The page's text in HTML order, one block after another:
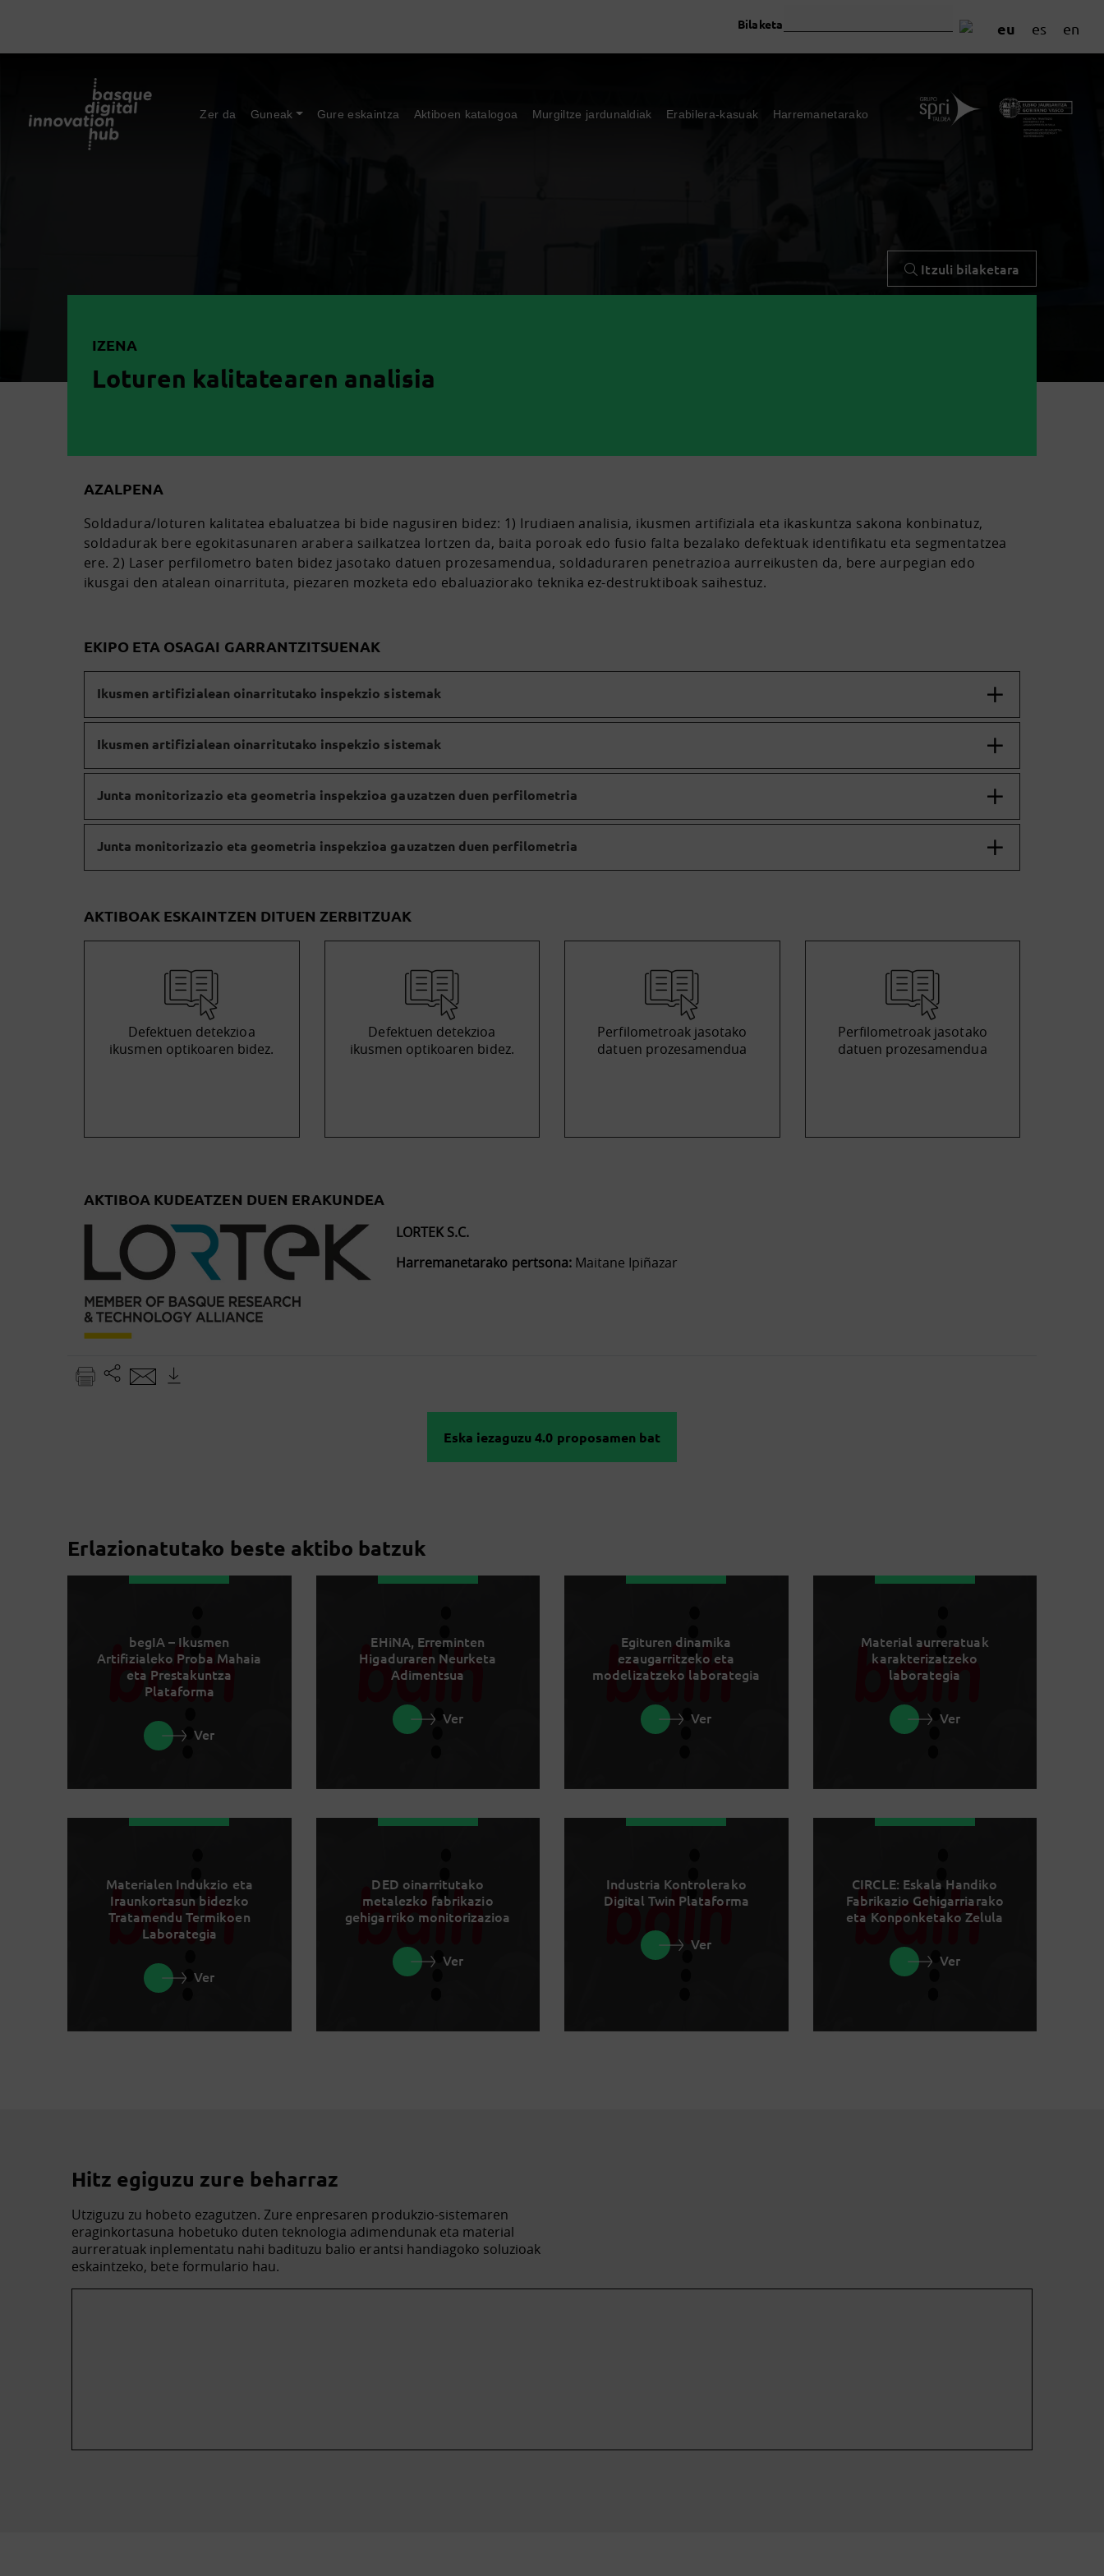
eu es en
Bilaketa
Zer da Guneak Gure eskaintza Aktiboen katalogoa Murgiltze jardunaldiak Erabilera-kasuak Harremanetarako
Itzuli bilaketara
IZENA
Loturen kalitatearen analisia
AZALPENA
Soldadura/loturen kalitatea ebaluatzea bi bide nagusiren bidez: 1) Irudiaen analisia, ikusmen artifiziala eta ikaskuntza sakona konbinatuz,
soldadurak bere egokitasunaren arabera sailkatzea lortzen da, baita poroak edo fusio falta bezalako defektuak identifikatu eta segmentatzea
ere. 2) Laser perfilometro baten bidez jasotako datuen prozesamendua, soldaduraren penetrazioa aurreikusten da, bere aurpegian edo
ikusgai den atalean oinarrituta, piezaren mozketa edo ebaluaziorako teknika ez-destruktiboak saihestuz.
EKIPO ETA OSAGAI GARRANTZITSUENAK
Ikusmen artifizialean oinarritutako inspekzio sistemak
Ikusmen artifizialean oinarritutako inspekzio sistemak
Junta monitorizazio eta geometria inspekzioa gauzatzen duen perfilometria
Junta monitorizazio eta geometria inspekzioa gauzatzen duen perfilometria
AKTIBOAK ESKAINTZEN DITUEN ZERBITZUAK
Defektuen detekzioa
ikusmen optikoaren bidez.
Defektuen detekzioa
ikusmen optikoaren bidez.
Perfilometroak jasotako
datuen prozesamendua
Perfilometroak jasotako
datuen prozesamendua
AKTIBOA KUDEATZEN DUEN ERAKUNDEA
LORTEK S.C.
Harremanetarako pertsona:Maitane Ipiñazar
Eska iezaguzu 4.0 proposamen bat
Erlazionatutako beste aktibo batzuk
begIA – Ikusmen
Artifizialeko Proba Mahaia
eta Prestakuntza
Plataforma
Ver
EHiNA, Erreminten
Higaduraren Neurketa
Adimentsua
Ver
Egituren dinamika
ezaugarritzeko eta
modelizatzeko laborategia
Ver
Material aurreratuak
karakterizatzeko
laborategia
Ver
Materialen Indukzio eta
Iraunkortasun bidezko
Tratamendu Termikoen
Laborategia
Ver
DED oinarritutako
metalezko fabrikazio
gehigarriko monitorizazioa
Ver
Industria Kontrolerako
Digital Twin Plataforma
Ver
CIRCLE: Eskala Handiko
Fabrikazio Gehigarriarako
eta Konponketako Zelula
Ver
Hitz egiguzu zure beharraz
Utziguzu zu hobeto ezagutzen. Zure enpresaren produkzio-sistemaren
eraginkortasuna hobetuko duten teknologia adimendunak eta material
aurreratuak inplementatu nahi badituzu balio erantsi handiagoko soluzioak
eskaintzeko, bete formulario hau.